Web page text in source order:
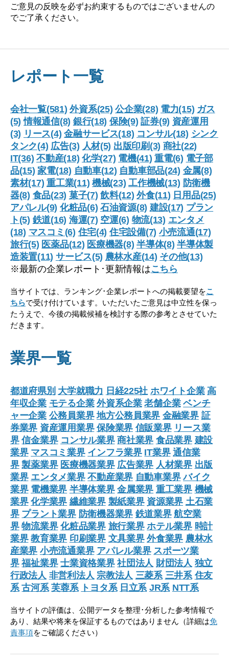
ご意見の反映を必ずお約束するものではございませんの
でご了承ください。
レポート一覧
会社一覧(581) 外資系(25) 公企業(28) 電力(15) ガス
(5) 情報通信(8) 銀行(18) 保険(9) 証券(9) 資産運用
(3) リース(4) 金融サービス(18) コンサル(18) シンク
タンク(4) 広告(3) 人材(5) 出版印刷(3) 商社(22)
IT(36) 不動産(18) 化学(27) 電機(41) 重電(6) 電子部
品(15) 家電(18) 自動車(12) 自動車部品(24) 金属(8)
素材(17) 重工業(11) 機械(23) 工作機械(13) 防衛機
器(8) 食品(23) 菓子(7) 飲料(12) 外食(11) 日用品(25)
アパレル(9) 化粧品(6) 石油資源(8) 建設(17) プラン
ト(5) 鉄道(16) 海運(7) 空運(6) 物流(13) エンタメ
(18) マスコミ(6) 住宅(4) 住宅設備(7) 小売流通(17)
旅行(5) 医薬品(12) 医療機器(8) 半導体(8) 半導体製
造装置(11) サービス(5) 農林水産(14) その他(13)
※最新の企業レポート･更新情報はこちら
当サイトでは、ランキング･企業レポートへの掲載要望をこ
ちらで受け付けています。いただいたご意見は中立性を保っ
たうえで、今後の掲載候補を検討する際の参考とさせていた
だきます。
業界一覧
都道府県別 大学就職力 日経225社 ホワイト企業 高
年収企業 モテる企業 外資系企業 老舗企業 ベンチ
ャー企業 公務員業界 地方公務員業界 金融業界 証
券業界 資産運用業界 保険業界 信販業界 リース業
界 信金業界 コンサル業界 商社業界 食品業界 建設
業界 マスコミ業界 インフラ業界 IT業界 通信業
界 製薬業界 医療機器業界 広告業界 人材業界 出版
業界 エンタメ業界 不動産業界 自動車業界 バイク
業界 電機業界 半導体業界 金属業界 重工業界 機械
業界 化学業界 繊維業界 製紙業界 資源業界 土石業
界 プラント業界 防衛機器業界 鉄道業界 航空業
界 物流業界 化粧品業界 旅行業界 ホテル業界 時計
業界 教育業界 印刷業界 文具業界 外食業界 農林水
産業界 小売流通業界 アパレル業界 スポーツ業
界 福祉業界 士業資格業界 社団法人 財団法人 独立
行政法人 非営利法人 宗教法人 三菱系 三井系 住友
系 古河系 芙蓉系 トヨタ系 日立系 JR系 NTT系
当サイトの評価は、公開データを整理･分析した参考情報で
あり、結果や将来を保証するものではありません（詳細は免
責事項をご確認ください）